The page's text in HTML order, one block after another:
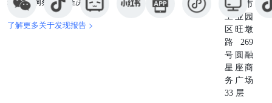
官：美国12月零售销售普遍增长，表明在假日季结束之际消
费需求仍然强劲。美国商务部周四公布的数据显示，未经通
胀因素调整的基础上，12月零售销售环比增长0.4%，11月
前值被上修为增长0.8%。扣除汽车和汽油，零售销售环比
增长0.3%。数据显示，零售销售控制组增长0.7%，为三个
月来最大增幅。该指标不包括食品服务、汽车经销商、建材
商店和加油站，也被政府用来计算GDP报告中的商品支出。
该报告的13个类别中有10个实现销售增长，包括家具和体育
现深度洞察与精准决策。
了解更多关于发现报告 >
苏州市
工业园
区旺墩
路269
号圆融
星座商
务广场
33 层